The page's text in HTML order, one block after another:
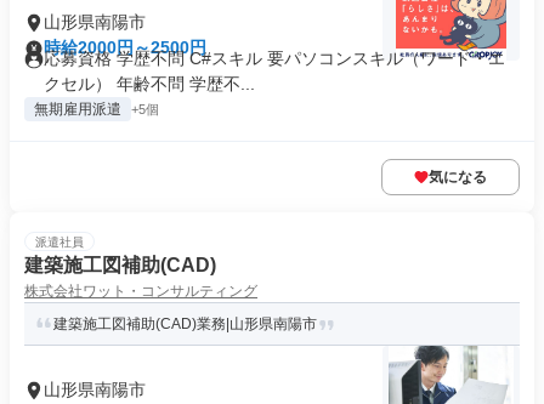
山形県南陽市
時給2000円～2500円
応募資格 学歴不問 C#スキル 要パソコンスキル（ワード・エ
クセル） 年齢不問 学歴不...
無期雇用派遣 +5個
気になる
派遣社員
建築施工図補助(CAD)
株式会社ワット・コンサルティング
建築施工図補助(CAD)業務|山形県南陽市
山形県南陽市